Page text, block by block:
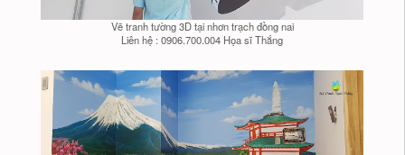
Vẽ tranh tường 3D tại nhơn trạch đồng nai
Liên hệ : 0906.700.004 Họa sĩ Thắng